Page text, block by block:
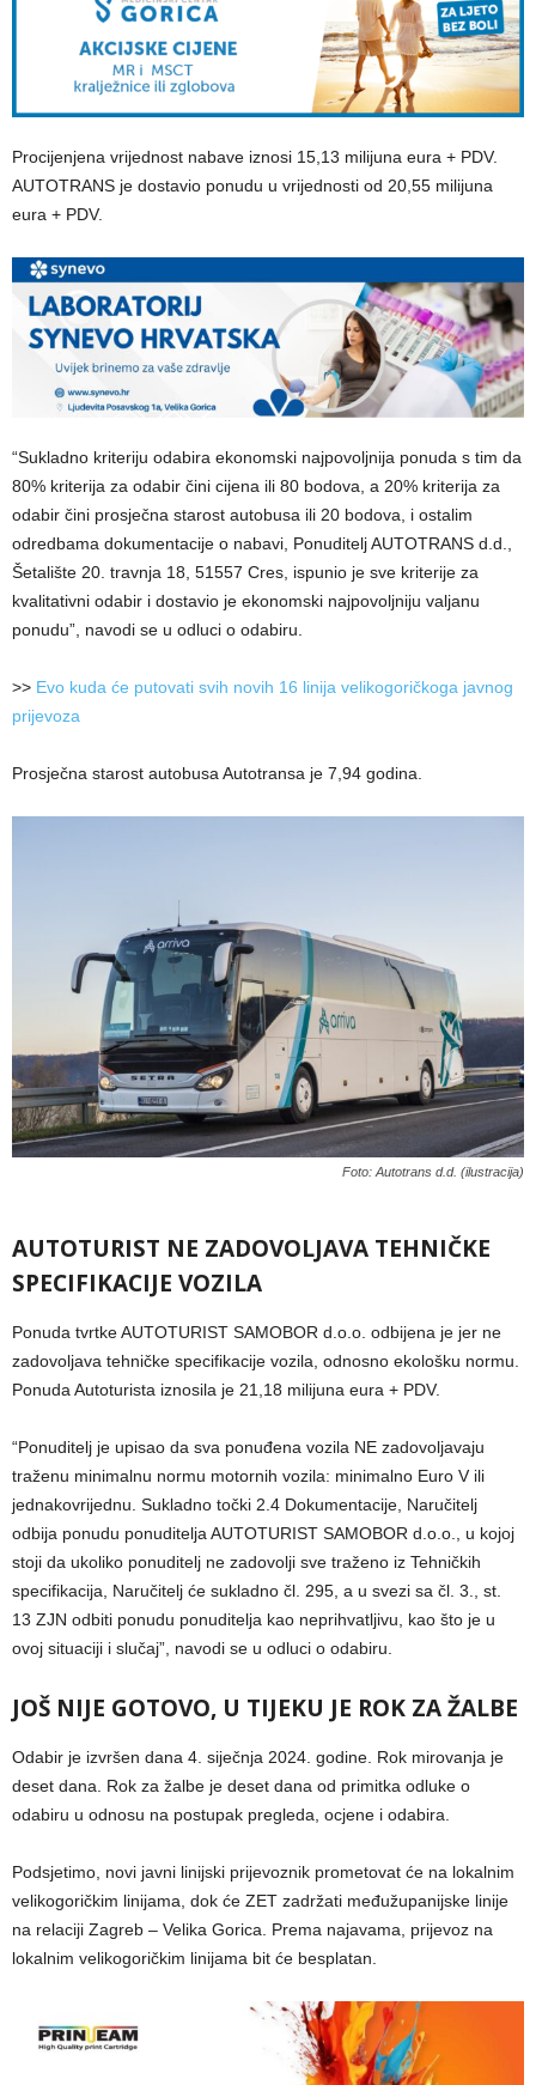
Procijenjena vrijednost nabave iznosi 15,13 milijuna eura + PDV.
AUTOTRANS je dostavio ponudu u vrijednosti od 20,55 milijuna
eura + PDV.
“Sukladno kriteriju odabira ekonomski najpovoljnija ponuda s tim da
80% kriterija za odabir čini cijena ili 80 bodova, a 20% kriterija za
odabir čini prosječna starost autobusa ili 20 bodova, i ostalim
odredbama dokumentacije o nabavi, Ponuditelj AUTOTRANS d.d.,
Šetalište 20. travnja 18, 51557 Cres, ispunio je sve kriterije za
kvalitativni odabir i dostavio je ekonomski najpovoljniju valjanu
ponudu”, navodi se u odluci o odabiru.
>> Evo kuda će putovati svih novih 16 linija velikogoričkoga javnog
prijevoza
Prosječna starost autobusa Autotransa je 7,94 godina.
Foto: Autotrans d.d. (ilustracija)
AUTOTURIST NE ZADOVOLJAVA TEHNIČKE
SPECIFIKACIJE VOZILA
Ponuda tvrtke AUTOTURIST SAMOBOR d.o.o. odbijena je jer ne
zadovoljava tehničke specifikacije vozila, odnosno ekološku normu.
Ponuda Autoturista iznosila je 21,18 milijuna eura + PDV.
“Ponuditelj je upisao da sva ponuđena vozila NE zadovoljavaju
traženu minimalnu normu motornih vozila: minimalno Euro V ili
jednakovrijednu. Sukladno točki 2.4 Dokumentacije, Naručitelj
odbija ponudu ponuditelja AUTOTURIST SAMOBOR d.o.o., u kojoj
stoji da ukoliko ponuditelj ne zadovolji sve traženo iz Tehničkih
specifikacija, Naručitelj će sukladno čl. 295, a u svezi sa čl. 3., st.
13 ZJN odbiti ponudu ponuditelja kao neprihvatljivu, kao što je u
ovoj situaciji i slučaj”, navodi se u odluci o odabiru.
JOŠ NIJE GOTOVO, U TIJEKU JE ROK ZA ŽALBE
Odabir je izvršen dana 4. siječnja 2024. godine. Rok mirovanja je
deset dana. Rok za žalbe je deset dana od primitka odluke o
odabiru u odnosu na postupak pregleda, ocjene i odabira.
Podsjetimo, novi javni linijski prijevoznik prometovat će na lokalnim
velikogoričkim linijama, dok će ZET zadržati međužupanijske linije
na relaciji Zagreb – Velika Gorica. Prema najavama, prijevoz na
lokalnim velikogoričkim linijama bit će besplatan.